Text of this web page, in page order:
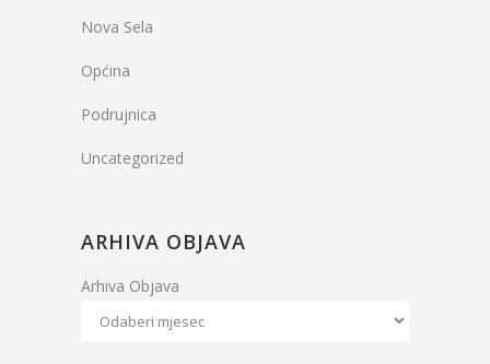
Nova Sela
Općina
Podrujnica
Uncategorized
ARHIVA OBJAVA
Arhiva Objava